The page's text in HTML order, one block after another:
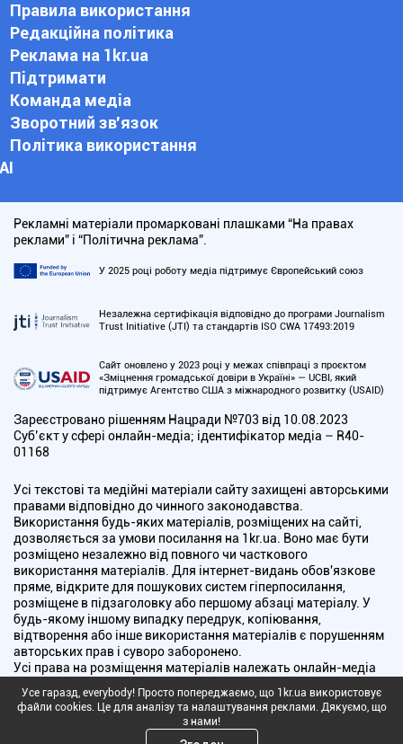
Правила використання
Редакційна політика
Реклама на 1kr.ua
Підтримати
Команда медіа
Зворотний зв'язок
Політика використання
АІ
Рекламні матеріали промарковані плашками “На правах
реклами” і “Політична реклама”.
У 2025 році роботу медіа підтримує Європейський союз
Незалежна сертифікація відповідно до програми Journalism
Trust Initiative (JTI) та стандартів ISO CWA 17493:2019
Сайт оновлено у 2023 році у межах співпраці з проєктом
«Зміцнення громадської довіри в Україні» — UCBI, який
підтримує Агентство США з міжнародного розвитку (USAID)
Зареєстровано рішенням Нацради №703 від 10.08.2023
Cуб’єкт у сфері онлайн-медіа; ідентифікатор медіа – R40-
01168
Усі текстові та медійні матеріали сайту захищені авторськими
правами відповідно до чинного законодавства.
Використання будь-яких матеріалів, розміщених на сайті,
дозволяється за умови посилання на 1kr.ua. Воно має бути
розміщено незалежно від повного чи часткового
використання матеріалів. Для інтернет-видань обов'язкове
пряме, відкрите для пошукових систем гіперпосилання,
розміщене в підзаголовку або першому абзаці матеріалу. У
будь-якому іншому випадку передрук, копіювання,
відтворення або інше використання матеріалів є порушенням
авторських прав і суворо заборонено.
Усі права на розміщення матеріалів належать онлайн-медіа
радою України з питань телебачення і радіомовлення.
Copyright © 2010 - 2026 Всі права захищені
Усе гаразд, everybody! Просто попереджаємо, що 1kr.ua використовує
файли cookies. Це для аналізу та налаштування реклами. Дякуємо, що
з нами!